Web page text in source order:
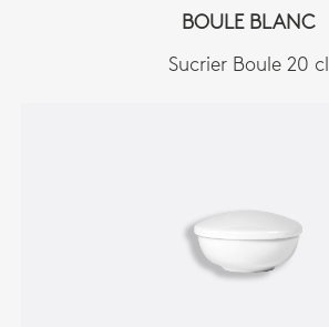
BOULE BLANC
Sucrier Boule 20 cl